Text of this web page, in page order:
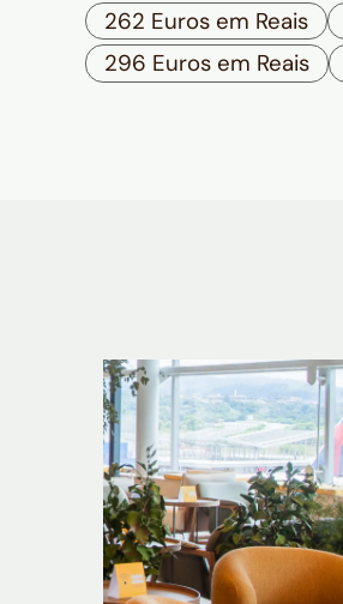
262 Euros em Reais
296 Euros em Reais